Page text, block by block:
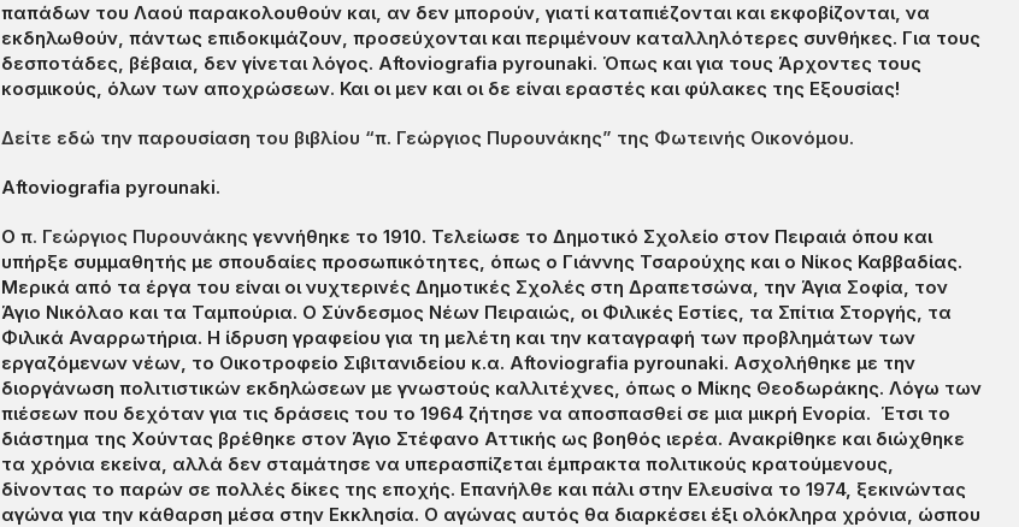
παπάδων του Λαού παρακολουθούν και, αν δεν μπορούν, γιατί καταπιέζονται και εκφοβίζονται, να
εκδηλωθούν, πάντως επιδοκιμάζουν, προσεύχονται και περιμένουν καταλληλότερες συνθήκες. Για τους
δεσποτάδες, βέβαια, δεν γίνεται λόγος. Aftoviografia pyrounaki. Όπως και για τους Άρχοντες τους
κοσμικούς, όλων των αποχρώσεων. Και οι μεν και οι δε είναι εραστές και φύλακες της Εξουσίας!
Δείτε εδώ την παρουσίαση του βιβλίου “π. Γεώργιος Πυρουνάκης” της Φωτεινής Οικονόμου.
Aftoviografia pyrounaki.
Οπ. Γεώργιος Πυρουνάκης γεννήθηκε το 1910. Τελείωσε το Δημοτικό Σχολείο στον Πειραιά όπου και
υπήρξε συμμαθητής με σπουδαίες προσωπικότητες, όπως ο Γιάννης Τσαρούχης και ο Νίκος Καββαδίας.
Μερικά από τα έργα του είναι οι νυχτερινές Δημοτικές Σχολές στη Δραπετσώνα, την Άγια Σοφία, τον
Άγιο Νικόλαο και τα Ταμπούρια. Ο Σύνδεσμος Νέων Πειραιώς, οι Φιλικές Εστίες, τα Σπίτια Στοργής, τα
Φιλικά Αναρρωτήρια. Η ίδρυση γραφείου για τη μελέτη και την καταγραφή των προβλημάτων των
εργαζόμενων νέων, το Οικοτροφείο Σιβιτανιδείου κ.α. Aftoviografia pyrounaki. Ασχολήθηκε με την
διοργάνωση πολιτιστικών εκδηλώσεων με γνωστούς καλλιτέχνες, όπως ο Μίκης Θεοδωράκης. Λόγω των
πιέσεων που δεχόταν για τις δράσεις του το 1964 ζήτησε να αποσπασθεί σε μια μικρή Ενορία. Έτσι το
διάστημα της Χούντας βρέθηκε στον Άγιο Στέφανο Αττικής ως βοηθός ιερέα. Ανακρίθηκε και διώχθηκε
τα χρόνια εκείνα, αλλά δεν σταμάτησε να υπερασπίζεται έμπρακτα πολιτικούς κρατούμενους,
δίνοντας το παρών σε πολλές δίκες της εποχής. Επανήλθε και πάλι στην Ελευσίνα το 1974, ξεκινώντας
αγώνα για την κάθαρση μέσα στην Εκκλησία. Ο αγώνας αυτός θα διαρκέσει έξι ολόκληρα χρόνια, ώσπου